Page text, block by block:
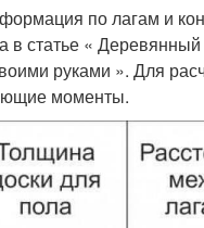
по лагам и
в статье «
руками ». Для
моменты.